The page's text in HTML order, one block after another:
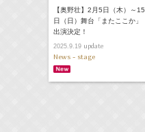
【奥野壮】2月5日（木）～15
日（日）舞台「またここか」
出演決定！
2025.9.19update
News - stage